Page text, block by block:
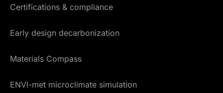
Certifications & compliance
Early design decarbonization
Materials Compass
ENVI-met microclimate simulation